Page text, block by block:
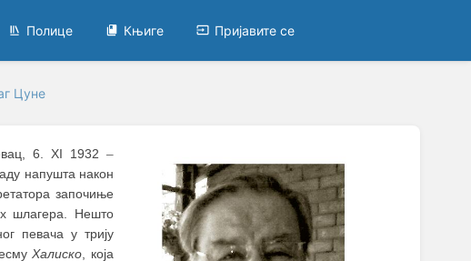
Полице Књиге Пријавите се
Цуне
6. XI 1932–
напушта након
започиње
шлагера. Нешто
певача у трију
Халиско, која